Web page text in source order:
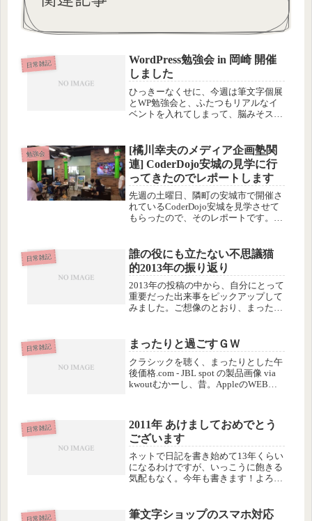
日常雑記
WordPress勉強会 in 岡崎 開催
しました
ひっきーなくせに、今週は筆文字個展
とWP勉強会と、ふたつもリアルなイ
ベントを入れてしまって、脳みそスト
昨日の岡崎勉強会。photos:
moonpixel.net参加者のレ...
勉強会
[橘川幸夫のメディア企画塾関
連] CoderDojo安城の見学に行
ってきたのでレポートします
先週の土曜日、隣町の安城市で開催さ
れているCoderDojo安城を見学させて
もらったので、そのレポートです。ま
くて
日常雑記
誰の役にも立たない不思議猫
的2013年の振り返り
2013年の投稿の中から、自分にとって
重要だった出来事をピックアップして
みました。ご想像のとおり、まったく
分かりません・そのうえ、読んで役に
立つことも、ひとつも書いてありま...
日常雑記 まったりと過ごすＧＷ
クラシックを聴く、まったりとした午
後価格.com - JBL spot の製品画像 via
kwoutむかーし、昔。AppleのWEBシ
に困ってお蔵入り。（上の写真は縮尺
が...
日常雑記
2011年 あけましておめでとう
ございます
ネットで日記を書き始めて13年くらい
になるわけですが、いっこうに飽きる
気配もなく。今年も書きます！よろし
負を書かねばと思い、つらつら考えた
日常雑記
筆文字ショップのスマホ対応